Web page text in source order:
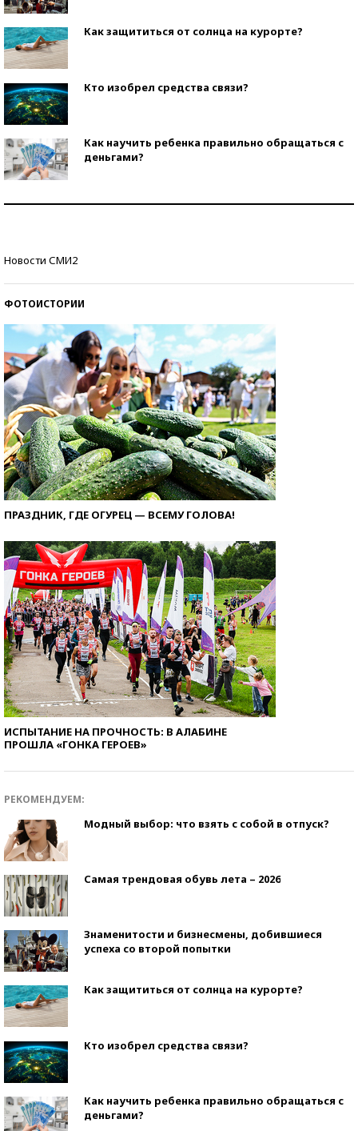
Как защититься от солнца на курорте?
Кто изобрел средства связи?
Как научить ребенка правильно обращаться с
деньгами?
Новости СМИ2
ФОТОИСТОРИИ
ПРАЗДНИК, ГДЕ ОГУРЕЦ — ВСЕМУ ГОЛОВА!
ИСПЫТАНИЕ НА ПРОЧНОСТЬ: В АЛАБИНЕ
ПРОШЛА «ГОНКА ГЕРОЕВ»
РЕКОМЕНДУЕМ:
Модный выбор: что взять с собой в отпуск?
Самая трендовая обувь лета – 2026
Знаменитости и бизнесмены, добившиеся
успеха со второй попытки
Как защититься от солнца на курорте?
Кто изобрел средства связи?
Как научить ребенка правильно обращаться с
деньгами?